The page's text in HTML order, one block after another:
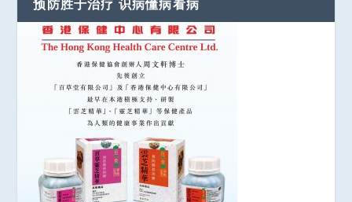
预防胜于治疗 识病懂病看病